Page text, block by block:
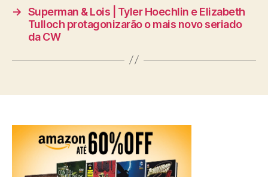
→ Superman & Lois | Tyler Hoechlin e Elizabeth
Tulloch protagonizarão o mais novo seriado
da CW